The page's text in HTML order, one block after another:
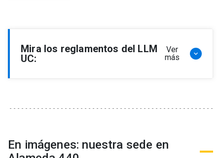
Mira los reglamentos del LLM
UC:
Ver
más
keyboard_arrow_down
Reglamento de Becas y Descuentos Programa
de Magíster en Derecho, LLM
En imágenes: nuestra sede en